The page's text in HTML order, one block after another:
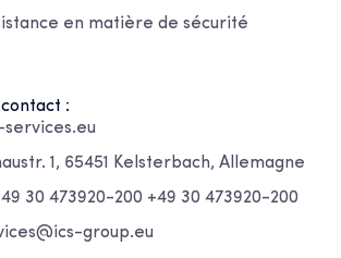
en matière de sécurité
:
1, 65451 Kelsterbach, Allemagne
30 473920-200 +49 30 473920-200
group.eu